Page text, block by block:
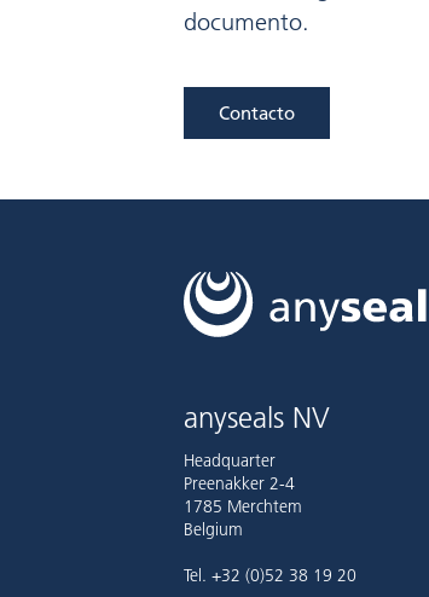
documento.
Contacto
anyseals NV
Headquarter
Preenakker 2-4
1785 Merchtem
Belgium
Tel. +32 (0)52 38 19 20